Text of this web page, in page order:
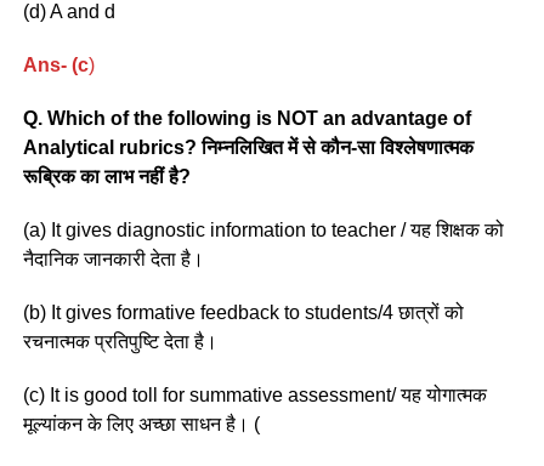
(d) A and d
Ans- (c)
Q. Which of the following is NOT an advantage of
Analytical rubrics? निम्नलिखित में से कौन-सा विश्लेषणात्मक
रूब्रिक का लाभ नहीं है?
(a) It gives diagnostic information to teacher / यह शिक्षक को
नैदानिक जानकारी देता है।
(b) It gives formative feedback to students/4 छात्रों को
रचनात्मक प्रतिपुष्टि देता है।
(c) It is good toll for summative assessment/ यह योगात्मक
मूल्यांकन के लिए अच्छा साधन है। (